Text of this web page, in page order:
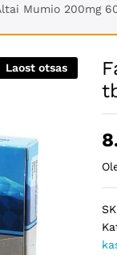
Mumio 200mg
Laost otsas